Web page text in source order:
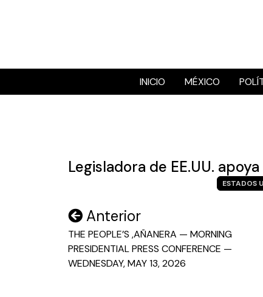
INICIO MÉXICO
Legisladora de EE.UU.
ESTADOS
Navegación
de
entradas
Anterior
THE PEOPLE’S ,AÑANERA — MORNING
PRESIDENTIAL PRESS CONFERENCE —
WEDNESDAY, MAY 13, 2026